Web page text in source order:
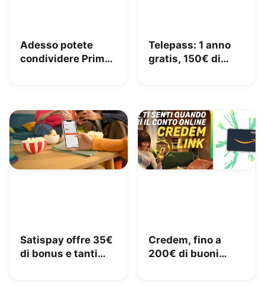
Adesso potete
condividere Prime
Telepass: 1 anno
gratis, 150€ di
Satispay offre 35€
di bonus e tanti
Credem, fino a
200€ di buoni